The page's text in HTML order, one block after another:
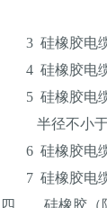
：丁腈
3 硅橡胶电缆
4 硅橡胶电缆,
5 硅橡胶电缆,
半径不小于
6 硅橡胶电缆,
7 硅橡胶电缆,
四、 硅橡胶（